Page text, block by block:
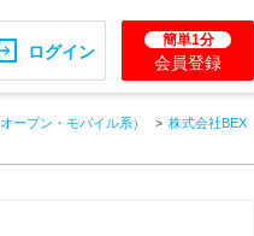
ログイン
簡単1分
会員登録
ープン・モバイル系）
株式会社BEX